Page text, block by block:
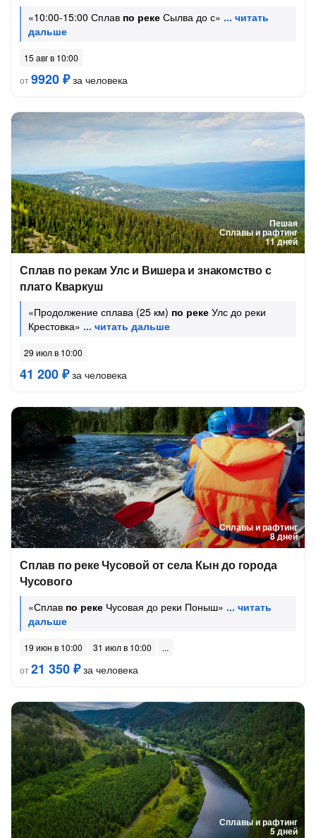
«10:00-15:00 Сплав по реке Сылва до с»
15 авг в 10:00
от9920 ₽за человека
Пешая
Сплавы и рафтинг
11 дней
Сплав по рекам Улс и Вишера и знакомство с
плато Кваркуш
«Продолжение сплава (25 км) по реке Улс до реки
Крестовка»
29 июл в 10:00
41 200 ₽за человека
Сплавы и рафтинг
8 дней
Сплав по реке Чусовой от села Кын до города
Чусового
«Сплав по реке Чусовая до реки Поныш»
19 июн в 10:00
31 июл в 10:00
от21 350 ₽за человека
Сплавы и рафтинг
5 дней